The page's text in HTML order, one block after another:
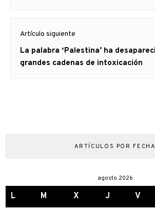
Artículo siguiente
Artículo
siguiente:
La palabra ‘Palestina’ ha
grandes cadenas de intoxicación
ARTÍCULOS POR FECHA
agosto 2026
L M X J V